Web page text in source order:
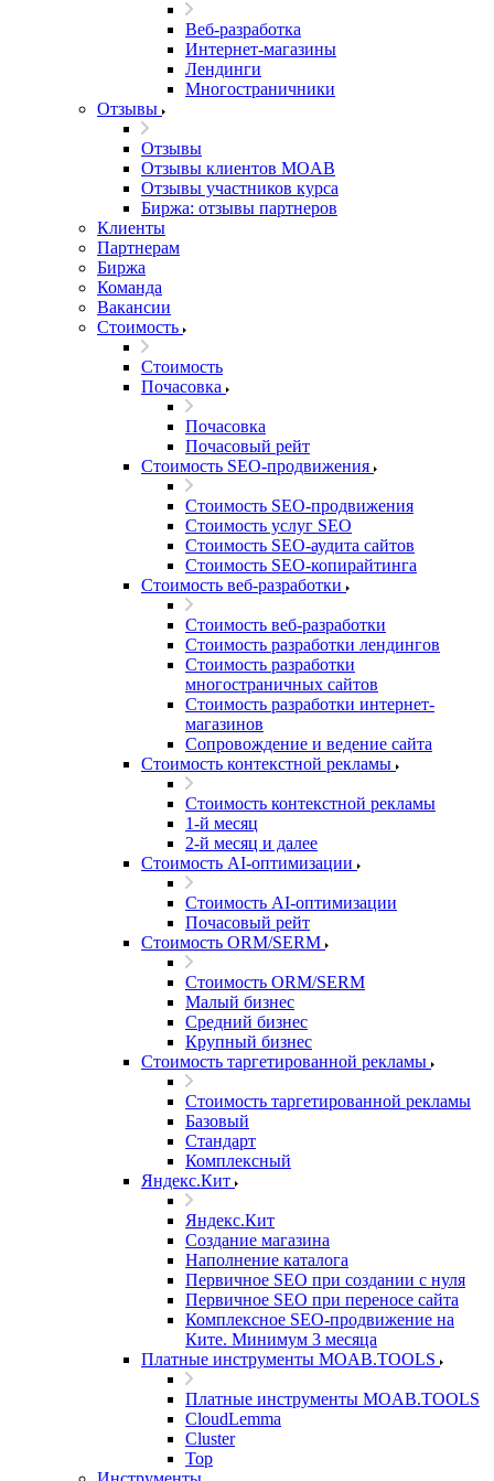
Веб-разработка
Интернет-магазины
Лендинги
Многостраничники
Отзывы
Отзывы
Отзывы клиентов MOAB
Отзывы участников курса
Биржа: отзывы партнеров
Клиенты
Партнерам
Биржа
Команда
Вакансии
Стоимость
Стоимость
Почасовка
Почасовка
Почасовый рейт
Стоимость SEO-продвижения
Стоимость SEO-продвижения
Стоимость услуг SEO
Стоимость SEO-аудита сайтов
Стоимость SEO-копирайтинга
Стоимость веб-разработки
Стоимость веб-разработки
Стоимость разработки лендингов
Стоимость разработки
многостраничных сайтов
Стоимость разработки интернет-
магазинов
Сопровождение и ведение сайта
Стоимость контекстной рекламы
Стоимость контекстной рекламы
1-й месяц
2-й месяц и далее
Стоимость AI-оптимизации
Стоимость AI-оптимизации
Почасовый рейт
Стоимость ORM/SERM
Стоимость ORM/SERM
Малый бизнес
Средний бизнес
Крупный бизнес
Стоимость таргетированной рекламы
Стоимость таргетированной рекламы
Базовый
Стандарт
Комплексный
Яндекс.Кит
Яндекс.Кит
Создание магазина
Наполнение каталога
Первичное SEO при создании с нуля
Первичное SEO при переносе сайта
Комплексное SEO-продвижение на
Ките. Минимум 3 месяца
Платные инструменты MOAB.TOOLS
Платные инструменты MOAB.TOOLS
CloudLemma
Cluster
Top